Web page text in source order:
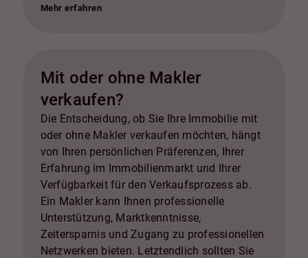
Modernisierung von Küche und Badezimmer,
ratsam, mit einem Immobilienexperten zu
sprechen, um die besten Optionen für Ihren
spezifischen Fall zu ermitteln und den Return
on Investment zu maximieren.
Mehr erfahren
Mit oder ohne Makler
verkaufen?
Die Entscheidung, ob Sie Ihre Immobilie mit
oder ohne Makler verkaufen möchten, hängt
von Ihren persönlichen Präferenzen, Ihrer
Erfahrung im Immobilienmarkt und Ihrer
Verfügbarkeit für den Verkaufsprozess ab.
Ein Makler kann Ihnen professionelle
Unterstützung, Marktkenntnisse,
Zeitersparnis und Zugang zu professionellen
Netzwerken bieten. Letztendlich sollten Sie